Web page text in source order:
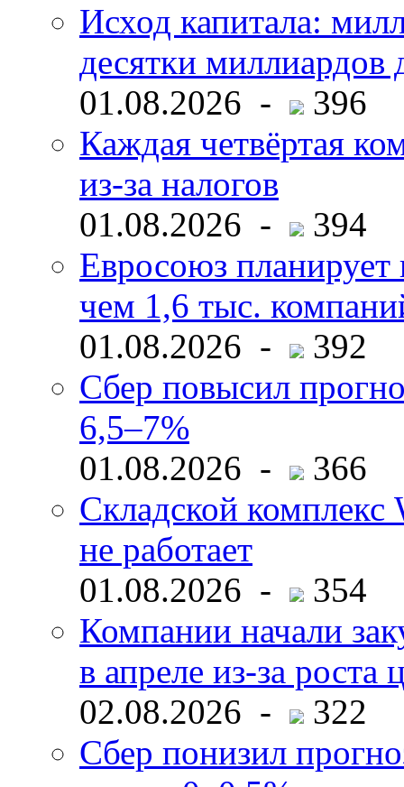
Исход капитала:
десятки миллиардов
01.08.2026 -
396
Каждая четвёртая
из-за налогов
01.08.2026 -
394
Евросоюз планирует
чем 1,6 тыс.
01.08.2026 -
392
Сбер повысил
6,5–7%
01.08.2026 -
366
Складской комплекс
не работает
01.08.2026 -
354
Компании начали
в апреле из-за роста
02.08.2026 -
322
Сбер понизил